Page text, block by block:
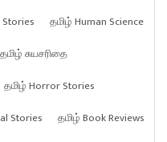
தமிழ் Human Science
தமிழ் சுயசரிதை
தமிழ் Horror Stories
Stories
தமிழ் Book Reviews